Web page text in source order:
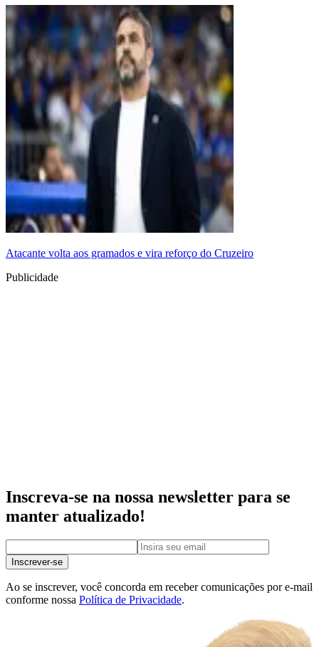
Atacante volta aos gramados e vira reforço do Cruzeiro
Publicidade
Inscreva-se na nossa newsletter para se
manter atualizado!
Inscrever-se
Ao se inscrever, você concorda em receber comunicações por e-mail
conforme nossa Política de Privacidade.